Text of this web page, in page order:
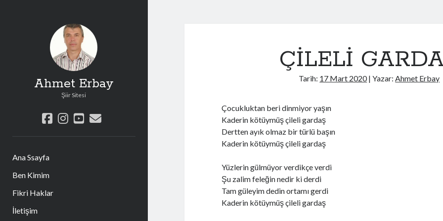
Ahmet Erbay
Şiir Sitesi
facebook
instagram
youtube
e-
Ana Ssayfa
Ben Kimim
Fikri Haklar
İletişim
ÇİLELİ
Tarih: 17 Mart 2020| Yazar:Ahmet Erbay
Çocukluktan beri dinmiyor yaşın
Kaderin kötüymüş çileli gardaş
Dertten ayık olmaz bir türlü başın
Kaderin kötüymüş çileli gardaş
Yüzlerin gülmüyor verdikçe verdi
Şu zalim feleğin nedir ki derdi
Tam güleyim dedin ortamı gerdi
Kaderin kötüymüş çileli gardaş